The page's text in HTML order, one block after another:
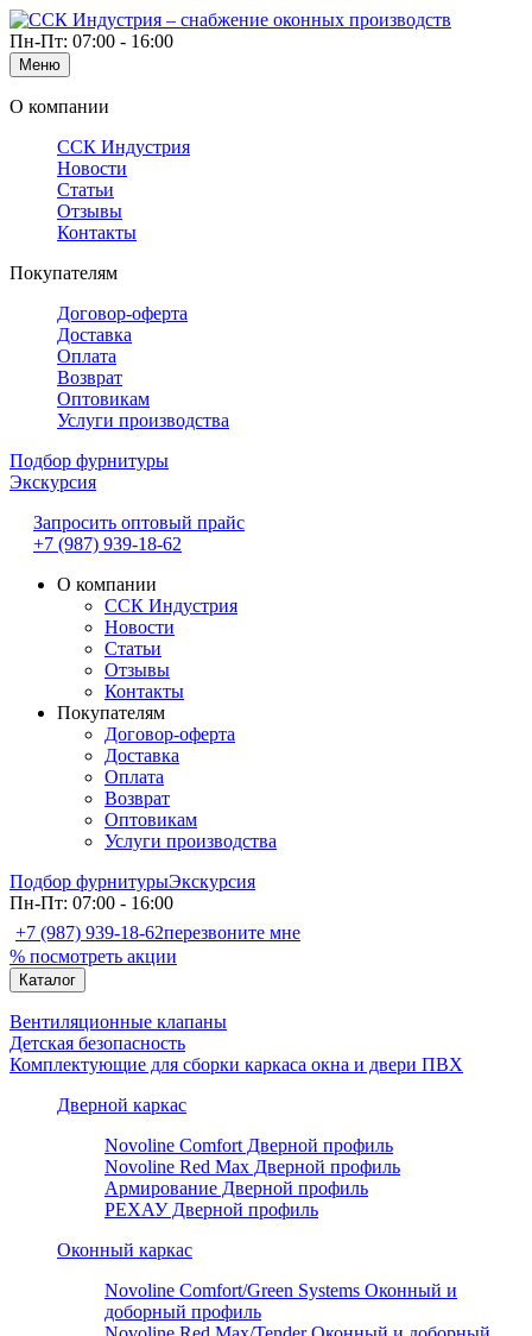
Пн-Пт: 07:00 - 16:00
Меню
О компании
ССК Индустрия
Новости
Статьи
Отзывы
Контакты
Покупателям
Договор-оферта
Доставка
Оплата
Возврат
Оптовикам
Услуги производства
Подбор фурнитуры
Экскурсия
Запросить оптовый прайс
+7 (987) 939-18-62
О компании
ССК Индустрия
Новости
Статьи
Отзывы
Контакты
Покупателям
Договор-оферта
Доставка
Оплата
Возврат
Оптовикам
Услуги производства
Подбор фурнитурыЭкскурсия
Пн-Пт: 07:00 - 16:00
+7 (987) 939-18-62перезвоните мне
% посмотреть акции
Каталог
Вентиляционные клапаны
Детская безопасность
Комплектующие для сборки каркаса окна и двери ПВХ
Дверной каркас
Novoline Comfort Дверной профиль
Novoline Red Мax Дверной профиль
Армирование Дверной профиль
РЕХАУ Дверной профиль
Оконный каркас
Novoline Comfort/Green Systems Оконный и
доборный профиль